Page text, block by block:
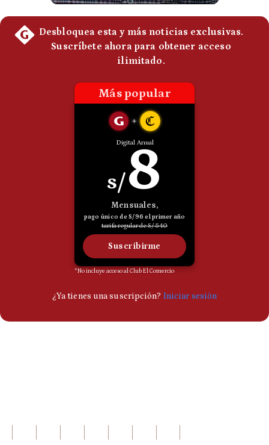
Política
De
Privacidad